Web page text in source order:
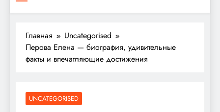
Главная
Uncategorised
Перова Елена — биография, удивительные
факты и впечатляющие достижения
UNCATEGORISED